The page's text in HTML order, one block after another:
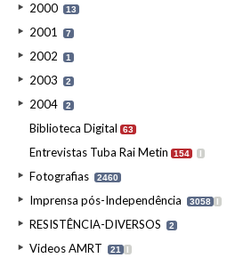
2000 13
2001 7
2002 1
2003 2
2004 2
Biblioteca Digital 63
Entrevistas Tuba Rai Metin 154 I
Fotografias 2460
Imprensa pós-Independência 3058 I
RESISTÊNCIA-DIVERSOS 2
Videos AMRT 21 I